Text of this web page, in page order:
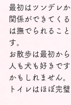
最初はツンデレ
関係ができてく
は撫でられるこ
す。
お散歩は最初か
人も犬も好きで
かもしれません。
トイレはほぼ完璧